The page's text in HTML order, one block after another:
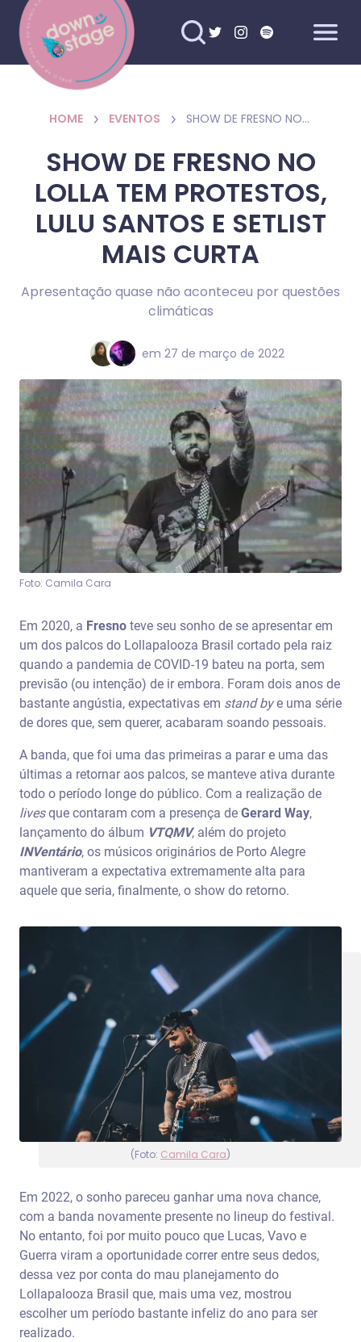
HOME EVENTOS SHOW DE FRESNO NO LOLLA TEM PROTESTOS, LULU SANTOS E SETLIST MAIS CURTA
SHOW DE FRESNO NO
LOLLA TEM PROTESTOS,
LULU SANTOS E SETLIST
MAIS CURTA
Apresentação quase não aconteceu por questões
climáticas
em 27 de março de 2022
Foto: Camila Cara
Em 2020, a Fresno teve seu sonho de se apresentar em
um dos palcos do Lollapalooza Brasil cortado pela raiz
quando a pandemia de COVID-19 bateu na porta, sem
previsão (ou intenção) de ir embora. Foram dois anos de
bastante angústia, expectativas em stand bye uma série
de dores que, sem querer, acabaram soando pessoais.
A banda, que foi uma das primeiras a parar e uma das
últimas a retornar aos palcos, se manteve ativa durante
todo o período longe do público. Com a realização de
livesque contaram com a presença de Gerard Way,
lançamento do álbum VTQMV, além do projeto
INVentário, os músicos originários de Porto Alegre
mantiveram a expectativa extremamente alta para
aquele que seria, finalmente, o show do retorno.
(Foto: Camila Cara)
Em 2022, o sonho pareceu ganhar uma nova chance,
com a banda novamente presente no lineup do festival.
No entanto, foi por muito pouco que Lucas, Vavo e
Guerra viram a oportunidade correr entre seus dedos,
dessa vez por conta do mau planejamento do
Lollapalooza Brasil que, mais uma vez, mostrou
escolher um período bastante infeliz do ano para ser
realizado.